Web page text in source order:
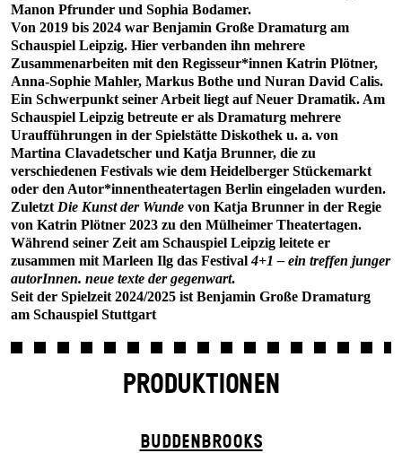
Manon Pfrunder und Sophia Bodamer.
Von 2019 bis 2024 war Benjamin Große Dramaturg am
Schauspiel Leipzig. Hier verbanden ihn mehrere
Zusammenarbeiten mit den Regisseur*innen Katrin Plötner,
Anna-Sophie Mahler, Markus Bothe und Nuran David Calis.
Ein Schwerpunkt seiner Arbeit liegt auf Neuer Dramatik. Am
Schauspiel Leipzig betreute er als Dramaturg mehrere
Uraufführungen in der Spielstätte Diskothek u. a. von
Martina Clavadetscher und Katja Brunner, die zu
verschiedenen Festivals wie dem Heidelberger Stückemarkt
oder den Autor*innentheatertagen Berlin eingeladen wurden.
Zuletzt Die Kunst der Wunde von Katja Brunner in der Regie
von Katrin Plötner 2023 zu den Mülheimer Theatertagen.
Während seiner Zeit am Schauspiel Leipzig leitete er
zusammen mit Marleen Ilg das Festival4+1 – ein treffen junger
autorInnen. neue texte der gegenwart.
Seit der Spielzeit 2024/2025 ist Benjamin Große Dramaturg
am Schauspiel Stuttgart
PRODUKTIONEN
BUDDENBROOKS